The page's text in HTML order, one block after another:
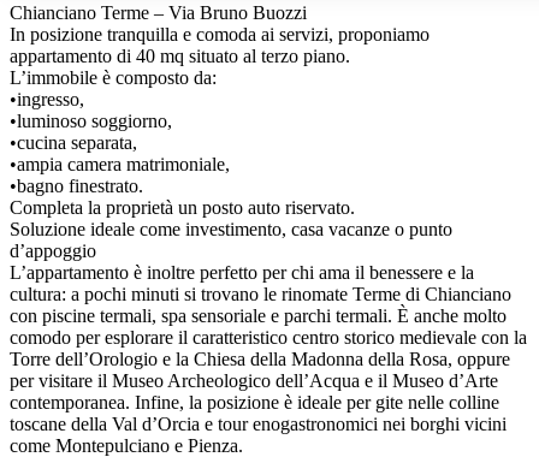
Chianciano Terme – Via Bruno Buozzi
In posizione tranquilla e comoda ai servizi, proponiamo
appartamento di 40 mq situato al terzo piano.
L’immobile è composto da:
•ingresso,
•luminoso soggiorno,
•cucina separata,
•ampia camera matrimoniale,
•bagno finestrato.
Completa la proprietà un posto auto riservato.
Soluzione ideale come investimento, casa vacanze o punto
d’appoggio
L’appartamento è inoltre perfetto per chi ama il benessere e la
cultura: a pochi minuti si trovano le rinomate Terme di Chianciano
con piscine termali, spa sensoriale e parchi termali. È anche molto
comodo per esplorare il caratteristico centro storico medievale con la
Torre dell’Orologio e la Chiesa della Madonna della Rosa, oppure
per visitare il Museo Archeologico dell’Acqua e il Museo d’Arte
contemporanea. Infine, la posizione è ideale per gite nelle colline
toscane della Val d’Orcia e tour enogastronomici nei borghi vicini
come Montepulciano e Pienza.